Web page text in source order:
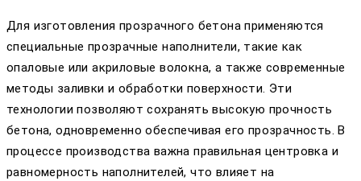
Для изготовления прозрачного бетона применяются
специальные прозрачные наполнители, такие как
опаловые или акриловые волокна, а также современные
методы заливки и обработки поверхности. Эти
технологии позволяют сохранять высокую прочность
бетона, одновременно обеспечивая его прозрачность. В
процессе производства важна правильная центровка и
равномерность наполнителей, что влияет на